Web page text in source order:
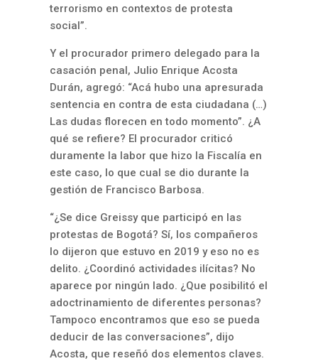
terrorismo en contextos de protesta
social”.
Y el procurador primero delegado para la
casación penal, Julio Enrique Acosta
Durán, agregó: “Acá hubo una apresurada
sentencia en contra de esta ciudadana (…)
Las dudas florecen en todo momento”. ¿A
qué se refiere? El procurador criticó
duramente la labor que hizo la Fiscalía en
este caso, lo que cual se dio durante la
gestión de Francisco Barbosa.
“¿Se dice Greissy que participó en las
protestas de Bogotá? Sí, los compañeros
lo dijeron que estuvo en 2019 y eso no es
delito. ¿Coordinó actividades ilícitas? No
aparece por ningún lado. ¿Que posibilitó el
adoctrinamiento de diferentes personas?
Tampoco encontramos que eso se pueda
deducir de las conversaciones”, dijo
Acosta, que reseñó dos elementos claves.